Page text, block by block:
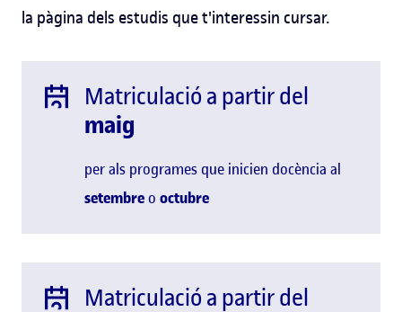
la pàgina dels estudis que t'interessin cursar.
Matriculació a partir del
maig
per als programes que inicien docència al
setembreo octubre
Matriculació a partir del